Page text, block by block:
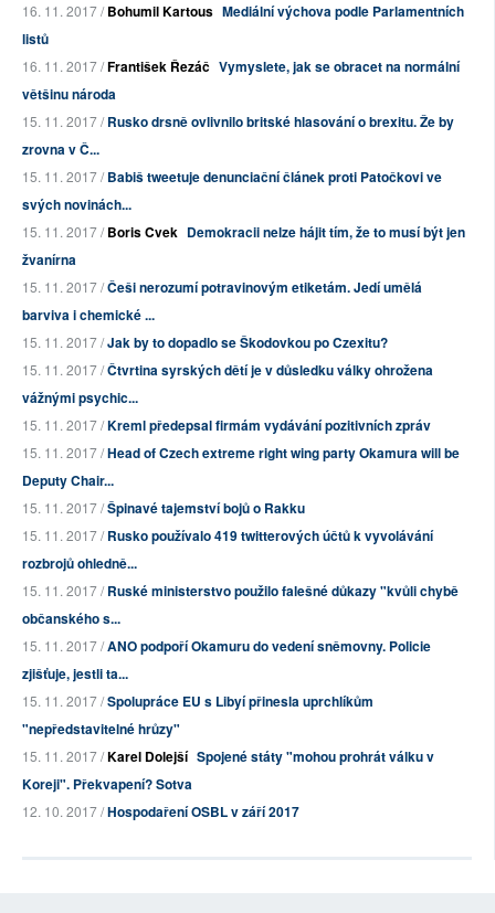
16. 11. 2017 /Bohumil Kartous Mediální výchova podle Parlamentních
listů
16. 11. 2017 /František Řezáč Vymyslete, jak se obracet na normální
většinu národa
15. 11. 2017 /Rusko drsně ovlivnilo britské hlasování o brexitu. Že by
zrovna v Č...
15. 11. 2017 /Babiš tweetuje denunciační článek proti Patočkovi ve
svých novinách...
15. 11. 2017 /Boris Cvek Demokracii nelze hájit tím, že to musí být jen
žvanírna
15. 11. 2017 /Češi nerozumí potravinovým etiketám. Jedí umělá
barviva i chemické ...
15. 11. 2017 /Jak by to dopadlo se Škodovkou po Czexitu?
15. 11. 2017 /Čtvrtina syrských dětí je v důsledku války ohrožena
vážnými psychic...
15. 11. 2017 /Kreml předepsal firmám vydávání pozitivních zpráv
15. 11. 2017 /Head of Czech extreme right wing party Okamura will be
Deputy Chair...
15. 11. 2017 /Špinavé tajemství bojů o Rakku
15. 11. 2017 /Rusko používalo 419 twitterových účtů k vyvolávání
rozbrojů ohledně...
15. 11. 2017 /Ruské ministerstvo použilo falešné důkazy "kvůli chybě
občanského s...
15. 11. 2017 /ANO podpoří Okamuru do vedení sněmovny. Policie
zjišťuje, jestli ta...
15. 11. 2017 /Spolupráce EU s Libyí přinesla uprchlíkům
"nepředstavitelné hrůzy"
15. 11. 2017 /Karel Dolejší Spojené státy "mohou prohrát válku v
Koreji". Překvapení? Sotva
12. 10. 2017 /Hospodaření OSBL v září 2017